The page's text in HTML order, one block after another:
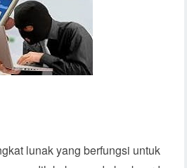
lunak yang berfungsi untuk